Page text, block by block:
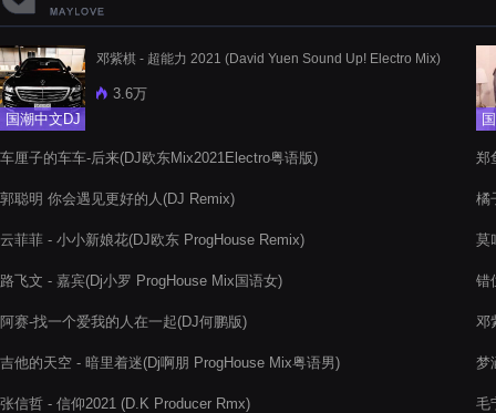
国潮中文DJ
邓紫棋 - 超能力 2021 (David Yuen Sound Up! Electro Mix)
3.6万
车厘子的车车-后来(DJ欧东Mix2021Electro粤语版)
郭聪明 你会遇见更好的人(DJ Remix)
云菲菲 - 小小新娘花(DJ欧东 ProgHouse Remix)
路飞文 - 嘉宾(Dj小罗 ProgHouse Mix国语女)
阿赛-找一个爱我的人在一起(DJ何鹏版)
吉他的天空 - 暗里着迷(Dj啊朋 ProgHouse Mix粤语男)
张信哲 - 信仰2021 (D.K Producer Rmx)
郑
橘
莫
错
邓
梦
毛